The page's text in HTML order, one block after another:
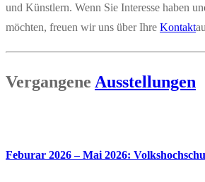
und Künst­lern. Wenn Sie Inter­es­se haben
möch­ten, freu­en wir uns über Ihre Kon­takt
Ver­gan­ge­ne Aus­stel­lun­gen
Feburar 2026 – Mai 2026: